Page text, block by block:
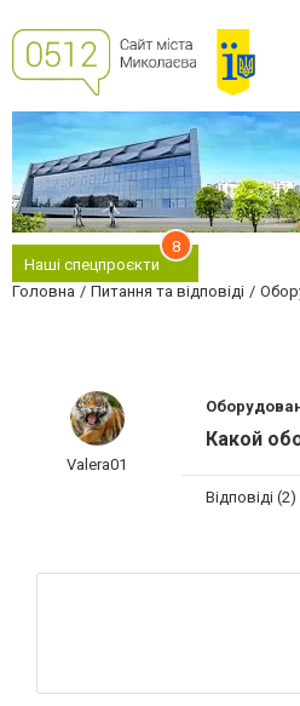
Наші спецпроєкти
8
Головна Питання та відповіді
Valera01
Какой
Відповіді (2)